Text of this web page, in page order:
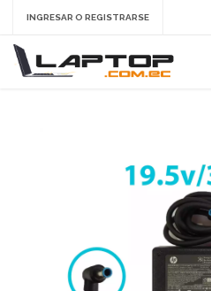
INGRESAR O REGISTRARSE